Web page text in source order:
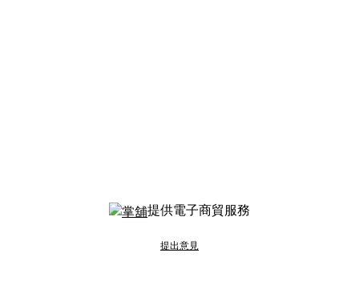
提供電子商貿服務
提出意見